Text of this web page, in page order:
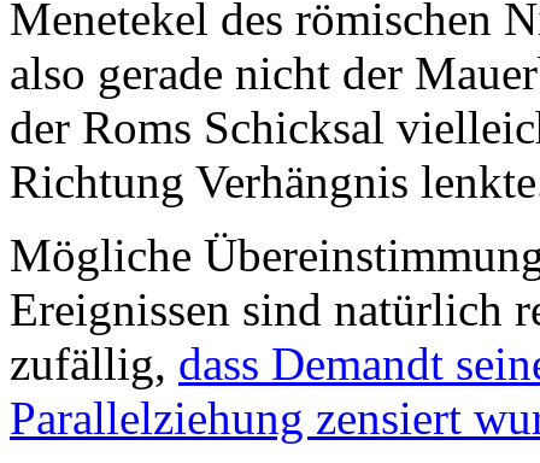
Menetekel des römischen
also gerade nicht der
der Roms Schicksal
Richtung Verhängnis
Mögliche
Ereignissen sind natürlich
zufällig, dass Demandt
Parallelziehung zensiert